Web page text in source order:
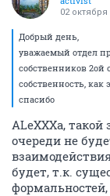
02 октября
Добрый день,
уважаемый отдел
собственников
собственность, как
спасибо
ALeXXXa,
очереди не
будет, т.к.